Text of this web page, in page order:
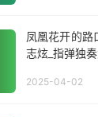
凤凰花开的路
志炫_指弹独
2025-04-02